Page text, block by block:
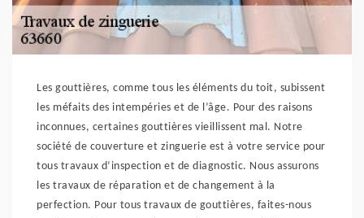
Les gouttières, comme tous les éléments du toit, subissent
les méfaits des intempéries et de l’âge. Pour des raisons
inconnues, certaines gouttières vieillissent mal. Notre
société de couverture et zinguerie est à votre service pour
tous travaux d’inspection et de diagnostic. Nous assurons
les travaux de réparation et de changement à la
perfection. Pour tous travaux de gouttières, faites-nous